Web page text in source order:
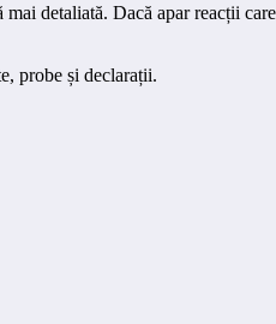
detaliată. Dacă apar reacții
probe și declarații.